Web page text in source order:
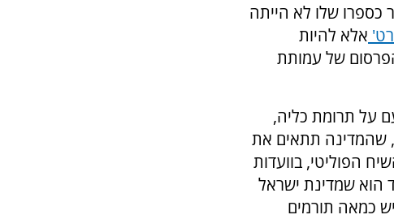
כספרו שלו לא הייתה
אלא להיות
של עמותת
על תרומת כליה,
שהמדינה תתאים את
הפוליטי, בוועדות
הוא שמדינת ישראל
כמאה תורמים